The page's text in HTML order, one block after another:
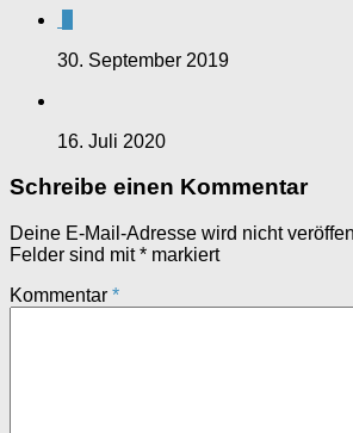
30. September 2019
16. Juli 2020
Schreibe einen Kommentar
Deine E-Mail-Adresse wird nicht
Felder sind mit* markiert
Kommentar *